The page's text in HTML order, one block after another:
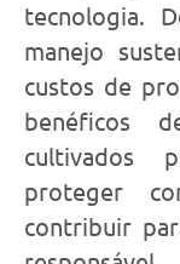
tecnologia.
manejo
custos de
benéficos
cultivados
proteger
contribuir